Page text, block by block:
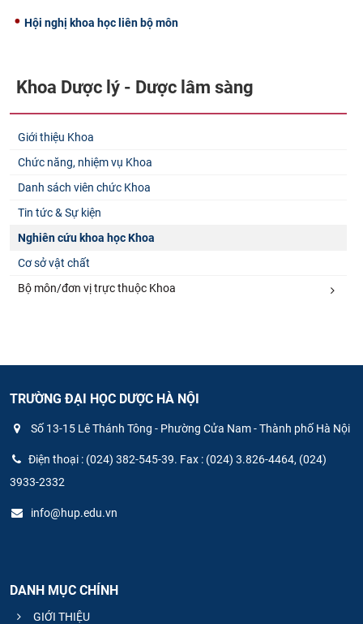
Hội nghị khoa học liên bộ môn
Khoa Dược lý - Dược lâm sàng
Giới thiệu Khoa
Chức năng, nhiệm vụ Khoa
Danh sách viên chức Khoa
Tin tức & Sự kiện
Nghiên cứu khoa học Khoa
Cơ sở vật chất
Bộ môn/đơn vị trực thuộc Khoa
TRƯỜNG ĐẠI HỌC DƯỢC HÀ NỘI
Số 13-15 Lê Thánh Tông - Phường Cửa Nam - Thành phố Hà Nội
Điện thoại : (024) 382-545-39. Fax : (024) 3.826-4464, (024)
3933-2332
info@hup.edu.vn
DANH MỤC CHÍNH
GIỚI THIỆU